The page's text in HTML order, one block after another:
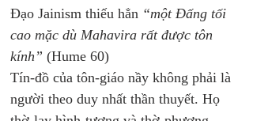
Đạo Jainism thiếu hẳn “một Đấng tối
cao mặc dù Mahavira rất được tôn
kính” (Hume 60)
Tín-đồ của tôn-giáo nầy không phải là
người theo duy nhất thần thuyết. Họ